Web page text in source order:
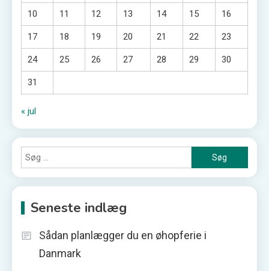
10 11 12 13 14 15 16
17 18 19 20 21 22 23
24 25 26 27 28 29 30
31
« jul
efter:
Seneste indlæg
Sådan planlægger du en øhopferie i
Danmark